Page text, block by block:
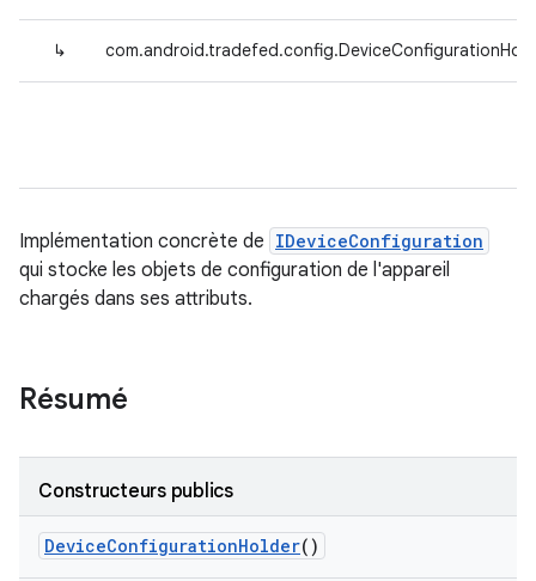
↳
Implémentation concrète de IDeviceConfiguration
qui stocke les objets de configuration de l'appareil
chargés dans ses attributs.
Résumé
Constructeurs publics
DeviceConfigurationHolder()